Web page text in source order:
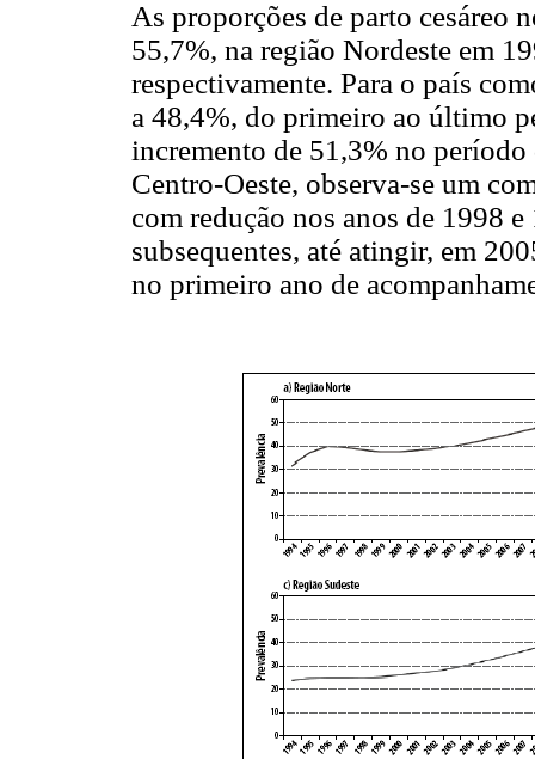
As proporções de parto cesáreo
55,7%, na região Nordeste em
respectivamente. Para o país
a 48,4%, do primeiro ao último
incremento de 51,3% no
Centro-Oeste, observa-se um
com redução nos anos de 1998
subsequentes, até atingir, em
no primeiro ano de